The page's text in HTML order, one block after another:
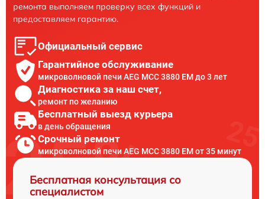
ремонта выполняем проверку всех функций и
предоставляем гарантию.
Официальный сервис
Гарантийное обслуживание
микроволновой печи AEG MCC 3880 EM до 3 лет
Диагностика за наш счет,
ремонт по желанию
Бесплатный выезд курьера
в день обращения
Срочный ремонт
микроволновой печи AEG MCC 3880 EM от 35 минут
Бесплатная консультация со
специалистом